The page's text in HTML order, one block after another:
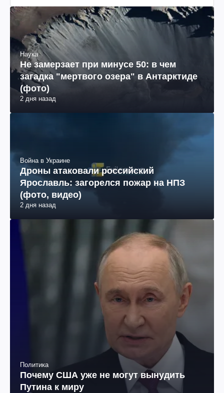
Наука
Не замерзает при минусе 50: в чем
загадка "мертвого озера" в Антарктиде
(фото)
2 дня назад
Война в Украине
Дроны атаковали российский
Ярославль: загорелся пожар на НПЗ
(фото, видео)
2 дня назад
Политика
Почему США уже не могут вынудить
Путина к миру